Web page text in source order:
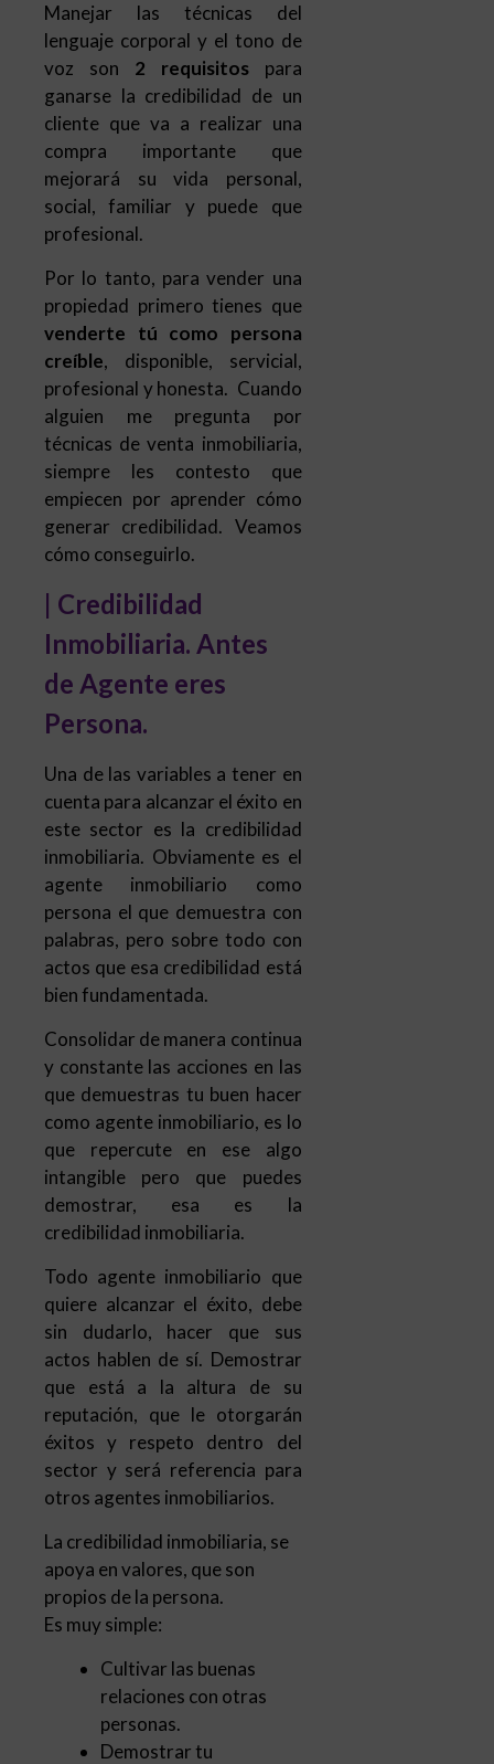
Manejar las técnicas del
lenguaje corporal y el tono de
voz son 2 requisitospara
ganarse la credibilidad de un
cliente que va a realizar una
compra importante que
mejorará su vida personal,
social, familiar y puede que
profesional.
Por lo tanto, para vender una
propiedad primero tienes que
venderte tú como persona
creíble, disponible, servicial,
profesional y honesta. Cuando
alguien me pregunta por
técnicas de venta inmobiliaria,
siempre les contesto que
empiecen por aprender cómo
generar credibilidad. Veamos
cómo conseguirlo.
| Credibilidad
Inmobiliaria. Antes
de Agente eres
Persona.
Una de las variables a tener en
cuenta para alcanzar el éxito en
este sector es la credibilidad
inmobiliaria. Obviamente es el
agente inmobiliario como
persona el que demuestra con
palabras, pero sobre todo con
actos que esa credibilidad está
bien fundamentada.
Consolidar de manera continua
y constante las acciones en las
que demuestras tu buen hacer
como agente inmobiliario, es lo
que repercute en ese algo
intangible pero que puedes
demostrar, esa es la
credibilidad inmobiliaria.
Todo agente inmobiliario que
quiere alcanzar el éxito, debe
sin dudarlo, hacer que sus
actos hablen de sí. Demostrar
que está a la altura de su
reputación, que le otorgarán
éxitos y respeto dentro del
sector y será referencia para
otros agentes inmobiliarios.
La credibilidad inmobiliaria, se
apoya en valores, que son
propios de la persona.
Es muy simple:
Cultivar las buenas
relaciones con otras
personas.
Demostrar tu